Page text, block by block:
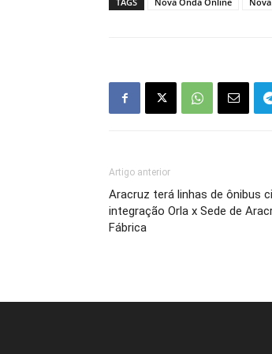
Artigo anterior
Aracruz terá linhas de ônibus
integração Orla x Sede de
Fábrica